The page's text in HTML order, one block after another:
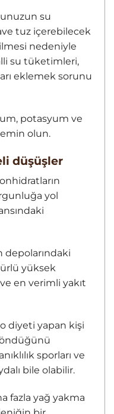
su
tuz içerebilecek
nedeniyle
su tüketimleri,
eklemek sorunu
potasyum ve
olun.
düşüşler
yol
depolarındaki
yüksek
en verimli yakıt
diyeti yapan kişi
sporları ve
bile olabilir.
fazla yağ yakma